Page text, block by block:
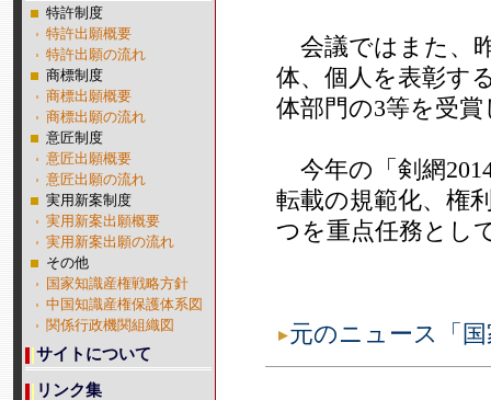
会議ではまた、
体、個人を表彰す
体部門の3等を受賞
今年の「剣網
転載の規範化、権
つを重点任務とし
元のニュース「
特許制度
特許出願概要
特許出願の流れ
商標制度
商標出願概要
商標出願の流れ
意匠制度
意匠出願概要
意匠出願の流れ
実用新案制度
実用新案出願概要
実用新案出願の流れ
その他
国家知識産権戦略方針
中国知識産権保護体系図
関係行政機関組織図
サイトについて
リンク集